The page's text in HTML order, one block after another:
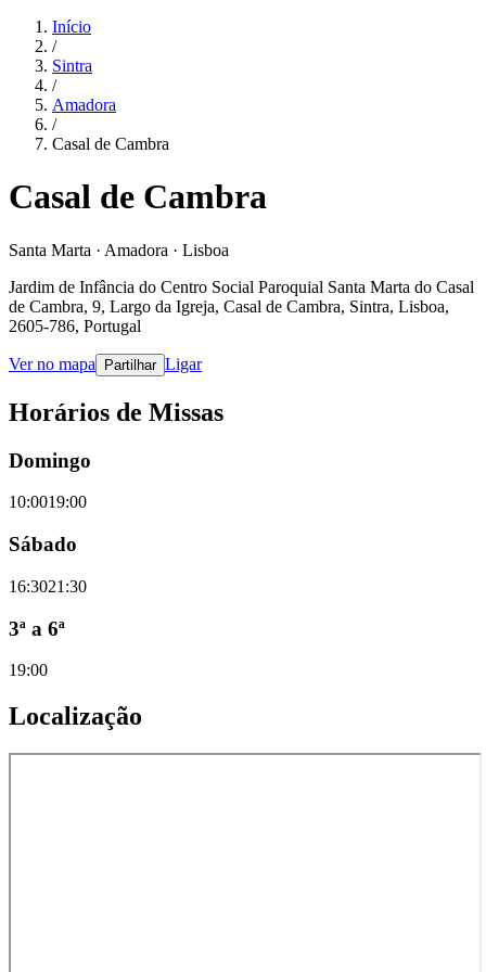
Início
/
Sintra
/
Amadora
/
Casal de Cambra
Casal de Cambra
Santa Marta · Amadora · Lisboa
Jardim de Infância do Centro Social Paroquial Santa Marta do Casal
de Cambra, 9, Largo da Igreja, Casal de Cambra, Sintra, Lisboa,
2605-786, Portugal
Ver no mapa Partilhar Ligar
Horários de Missas
Domingo
10:0019:00
Sábado
16:3021:30
3ª a 6ª
19:00
Localização